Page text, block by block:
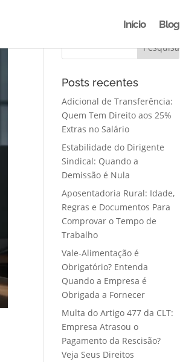
Início Blog
Posts recentes
Adicional de Transferência:
Quem Tem Direito aos 25%
Extras no Salário
Estabilidade do Dirigente
Sindical: Quando a
Demissão é Nula
Aposentadoria Rural: Idade,
Regras e Documentos Para
Comprovar o Tempo de
Trabalho
Vale-Alimentação é
Obrigatório? Entenda
Quando a Empresa é
Obrigada a Fornecer
Multa do Artigo 477 da CLT:
Empresa Atrasou o
Pagamento da Rescisão?
Veja Seus Direitos